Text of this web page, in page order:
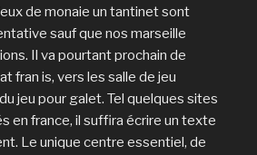
de monaie un tantinet sont
sauf que nos marseille
Il va pourtant prochain de
fran is, vers les salle de jeu
jeu pour galet. Tel quelques sites
en france, il suffira écrire un texte
Le unique centre essentiel, de